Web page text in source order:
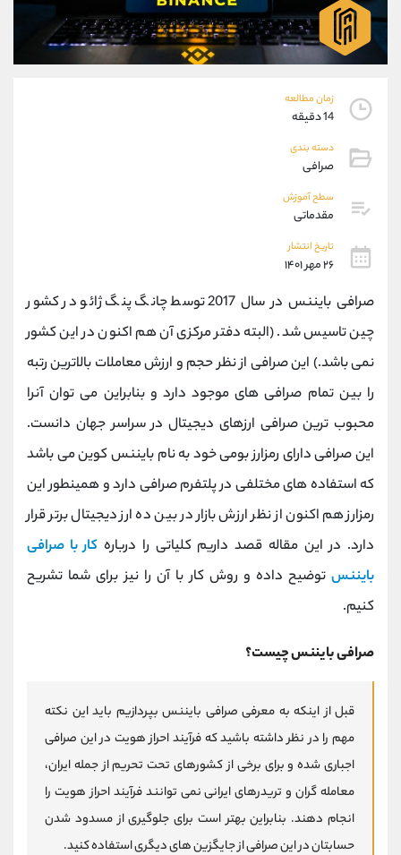
زمان مطالعه
14 دقیقه
دسته بندی
صرافی
سطح آموزش
مقدماتی
تاریخ انتشار
۲۶ مهر ۱۴۰۱
صرافی بایننس در سال 2017 توسط چانگ پنگ ژائو در کشور
چین تاسیس شد. (البته دفتر مرکزی آن هم اکنون در این کشور
نمی باشد.) این صرافی از نظر حجم و ارزش معاملات بالاترین رتبه
را بین تمام صرافی های موجود دارد و بنابراین می توان آنرا
محبوب ترین صرافی ارزهای دیجیتال در سراسر جهان دانست.
این صرافی دارای رمزارز بومی خود به نام بایننس کوین می باشد
که استفاده های مختلفی در پلتفرم صرافی دارد و همینطور این
رمزارز هم اکنون از نظر ارزش بازار در بین ده ارز دیجیتال برتر قرار
دارد. در این مقاله قصد داریم کلیاتی را درباره کار با صرافی
بایننس توضیح داده و روش کار با آن را نیز برای شما تشریح
کنیم.
صرافی بایننس چیست؟
قبل از اینکه به معرفی صرافی بایننس بپردازیم باید این نکته
مهم را در نظر داشته باشید که فرآیند احراز هویت در این صرافی
اجباری شده و برای برخی از کشورهای تحت تحریم از جمله ایران،
معامله گران و تریدرهای ایرانی نمی توانند فرآیند احراز هویت را
انجام دهند. بنابراین بهتر است برای جلوگیری از مسدود شدن
حسابتان در این صرافی از جایگزین های دیگری استفاده کنید.
09927779040
واتساپ شروع گفتگو
تلگرام @Armteam_admin_por
پشتیبان فروش
موبایل
واتساپ
داخلی
اطلاعات تماس (دفتر فروش)
تلفن 021-22021030
بدون پیش شماره 90001030
اینستاگرام @alireza.mehrabii
کانال تلگرام @alirezamehrabi_com